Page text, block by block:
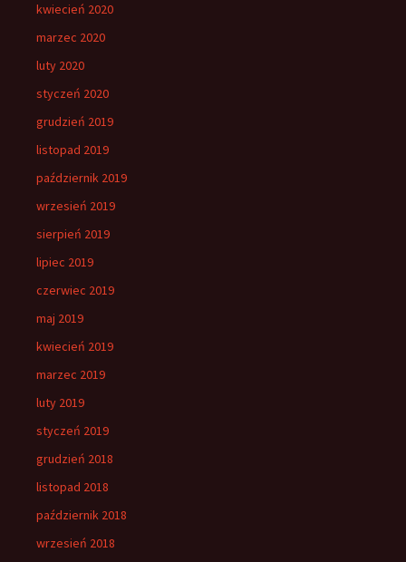
kwiecień 2020
marzec 2020
luty 2020
styczeń 2020
grudzień 2019
listopad 2019
październik 2019
wrzesień 2019
sierpień 2019
lipiec 2019
czerwiec 2019
maj 2019
kwiecień 2019
marzec 2019
luty 2019
styczeń 2019
grudzień 2018
listopad 2018
październik 2018
wrzesień 2018